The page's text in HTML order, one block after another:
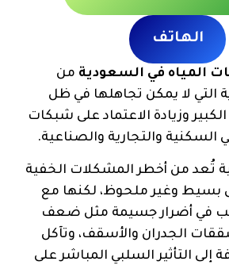
الهاتف
المياه في السعودية من
التي لا يمكن تجاهلها في ظل
وزيادة الاعتماد على شبكات
السكنية والتجارية والصناعية.
تُعد من أخطر المشكلات الخفية
بسيط وغير ملحوظ، لكنها مع
في أضرار جسيمة مثل ضعف
الجدران والأسقف، وتآكل
إلى التأثير السلبي المباشر على